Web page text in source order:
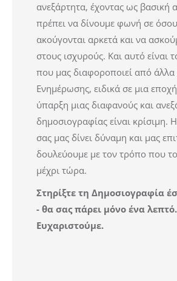
ανεξάρτητα, έχοντας ως βασική
πρέπει να δίνουμε φωνή σε
ακούγονται αρκετά και να
στους ισχυρούς. Και αυτό είναι
που μας διαφοροποιεί από
Ενημέρωσης, ειδικά σε μια
ύπαρξη μιας διαφανούς και
δημοσιογραφίας είναι κρίσιμη.
σας μας δίνει δύναμη και μας
δουλεύουμε με τον τρόπο που
μέχρι τώρα.
Στηρίξτε τη Δημοσιογραφία
- θα σας πάρει μόνο ένα λεπτό.
Ευχαριστούμε.